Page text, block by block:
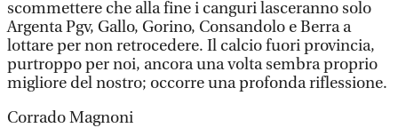
scommettere che alla fine i canguri lasceranno solo
Argenta Pgv, Gallo, Gorino, Consandolo e Berra a
lottare per non retrocedere. Il calcio fuori provincia,
purtroppo per noi, ancora una volta sembra proprio
migliore del nostro; occorre una profonda riflessione.
Corrado Magnoni